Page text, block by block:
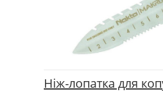
Ніж-лопатка для